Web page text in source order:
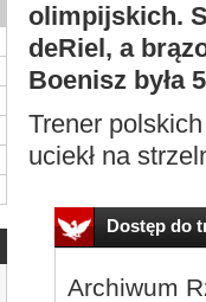
olimpijskich.
deRiel, a
Boenisz była
Trener
uciekł na
Dostęp do
Archiwum